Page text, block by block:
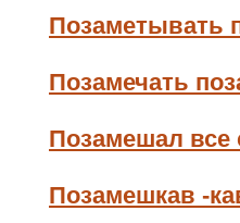
Позаметывать
Позамечать
Позамешал все
Позамешкав -